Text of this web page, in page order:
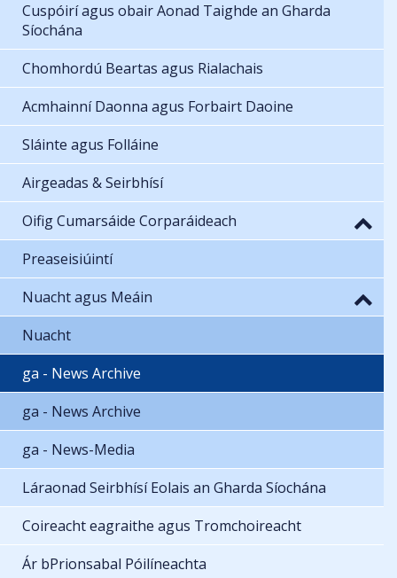
Cuspóirí agus obair Aonad Taighde an Gharda
Síochána
Chomhordú Beartas agus Rialachais
Acmhainní Daonna agus Forbairt Daoine
Sláinte agus Folláine
Airgeadas & Seirbhísí
Oifig Cumarsáide Corparáideach
Preaseisiúintí
Nuacht agus Meáin
Nuacht
ga - News Archive
ga - News Archive
ga - News-Media
Láraonad Seirbhísí Eolais an Gharda Síochána
Coireacht eagraithe agus Tromchoireacht
Ár bPrionsabal Póilíneachta